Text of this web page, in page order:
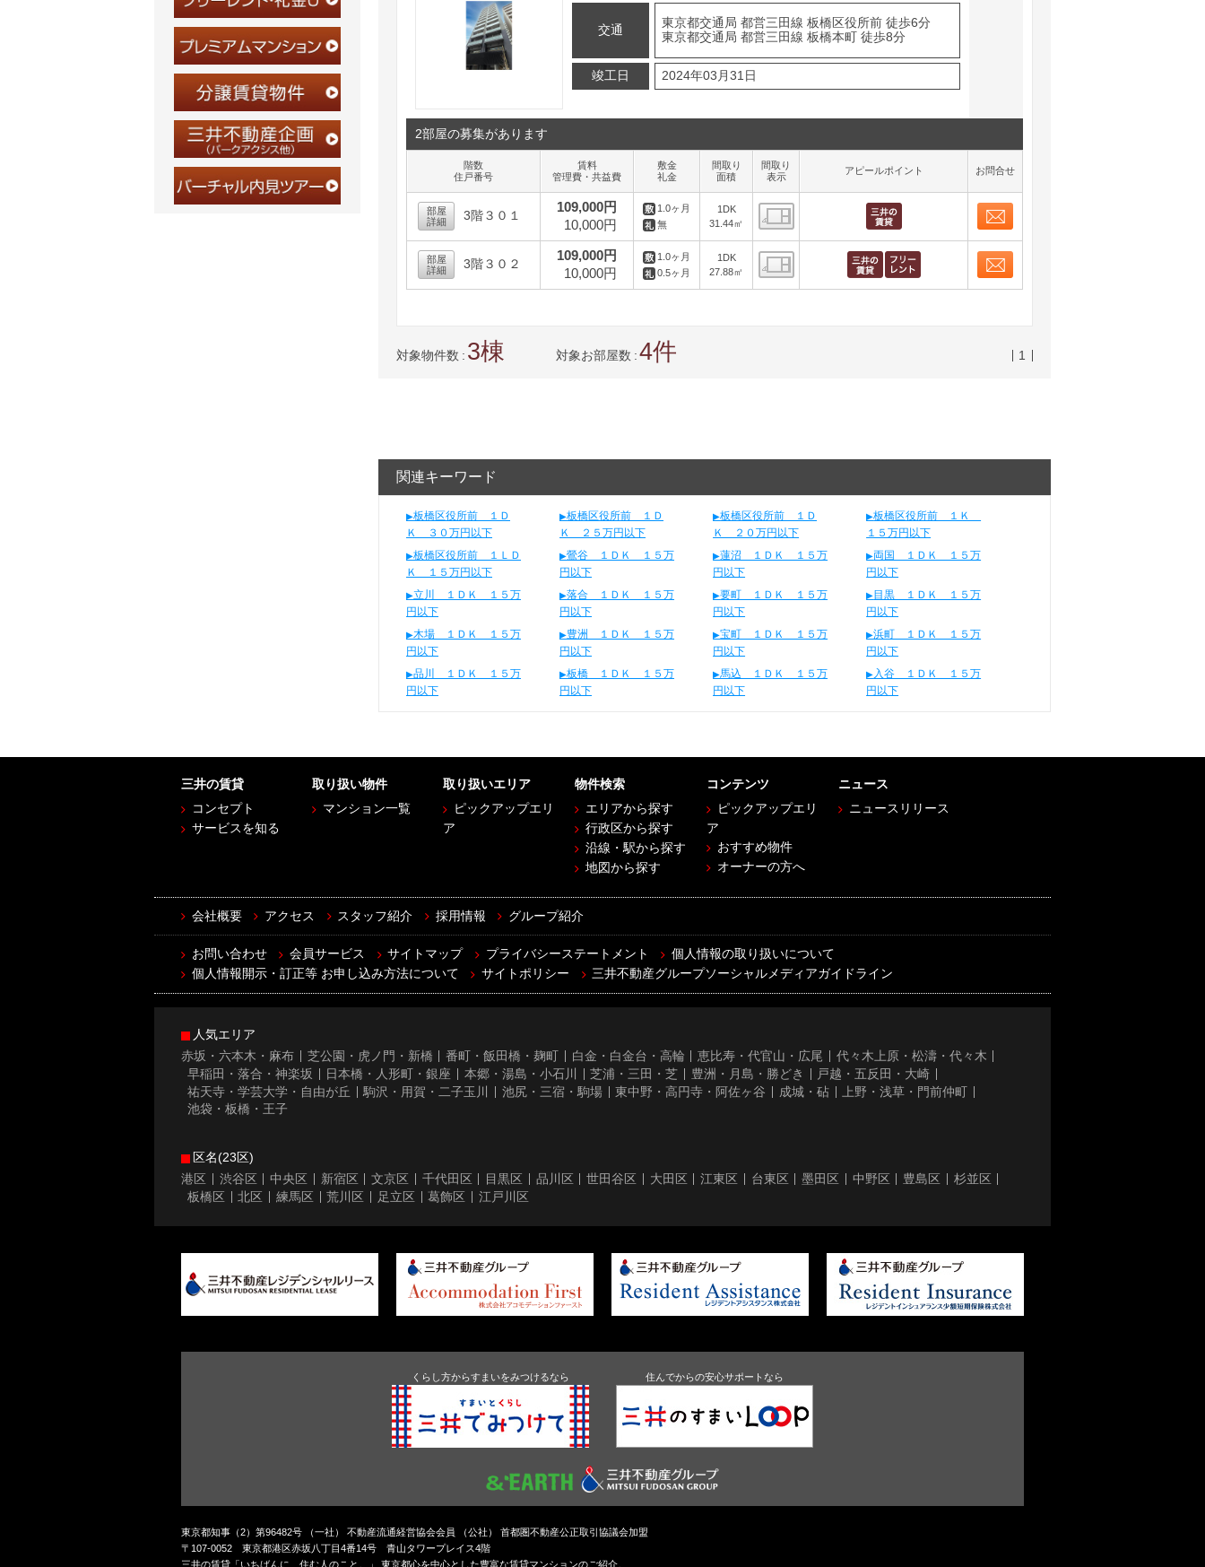
交通
東京都交通局 都営三田線 板橋区役所前 徒歩6分
東京都交通局 都営三田線 板橋本町 徒歩8分
竣工日 2024年03月31日
2部屋の募集があります
階数
住戸番号
賃料
管理費・共益費
敷金
礼金
間取り
面積
間取り
表示
アピールポイント お問合せ
部屋
詳細
3階３０１
109,000円
10,000円
1.0ヶ月
無
1DK
31.44㎡
間取り表示
部屋
詳細
3階３０２
109,000円
10,000円
1.0ヶ月
0.5ヶ月
1DK
27.88㎡
間取り表示
対象物件数 3 対象お部屋数 4 1
関連キーワード
板橋区役所前 １Ｄ
Ｋ ３０万円以下
板橋区役所前 １Ｄ
Ｋ ２５万円以下
板橋区役所前 １Ｄ
Ｋ ２０万円以下
板橋区役所前 １Ｋ
１５万円以下
板橋区役所前 １ＬＤ
Ｋ １５万円以下
鶯谷 １ＤＫ １５万
円以下
蓮沼 １ＤＫ １５万
円以下
両国 １ＤＫ １５万
円以下
立川 １ＤＫ １５万
円以下
落合 １ＤＫ １５万
円以下
要町 １ＤＫ １５万
円以下
目黒 １ＤＫ １５万
円以下
木場 １ＤＫ １５万
円以下
豊洲 １ＤＫ １５万
円以下
宝町 １ＤＫ １５万
円以下
浜町 １ＤＫ １５万
円以下
品川 １ＤＫ １５万
円以下
板橋 １ＤＫ １５万
円以下
馬込 １ＤＫ １５万
円以下
入谷 １ＤＫ １５万
円以下
三井の賃貸
コンセプト
サービスを知る
取り扱い物件
マンション一覧
取り扱いエリア
ピックアップエリ
ア
物件検索
エリアから探す
行政区から探す
沿線・駅から探す
地図から探す
コンテンツ
ピックアップエリ
ア
おすすめ物件
オーナーの方へ
ニュース
ニュースリリース
会社概要 アクセス スタッフ紹介 採用情報 グループ紹介
お問い合わせ 会員サービス サイトマップ プライバシーステートメント
個人情報の取り扱いについて
個人情報開示・訂正等 お申し込み方法について
サイトポリシー 三井不動産グループソーシャルメディアガイドライン
人気エリア
赤坂・六本木・麻布
芝公園・虎ノ門・新橋 番町・飯田橋・麹町 白金・白金台・高輪 恵比寿・代官山・広尾
代々木上原・松濤・代々木
早稲田・落合・神楽坂
日本橋・人形町・銀座 本郷・湯島・小石川 芝浦・三田・芝 豊洲・月島・勝どき
戸越・五反田・大崎
祐天寺・学芸大学・自由が丘
駒沢・用賀・二子玉川 池尻・三宿・駒場 東中野・高円寺・阿佐ヶ谷 成城・砧
上野・浅草・門前仲町
池袋・板橋・王子
区名(23区)
港区
渋谷区 中央区 新宿区 文京区 千代田区 目黒区 品川区 世田谷区 大田区 江東区 台東区 墨田区 中野区 豊島区
杉並区
板橋区
北区 練馬区 荒川区 足立区 葛飾区 江戸川区
くらし方からすまいをみつけるなら 住んでからの安心サポートなら
東京都知事（2）第96482号 （一社） 不動産流通経営協会会員 （公社） 首都圏不動産公正取引協議会加盟
〒107-0052 東京都港区赤坂八丁目4番14号 青山タワープレイス4階
三井の賃貸「いちばんに、住む人のこと。」 東京都心を中心とした豊富な賃貸マンションのご紹介。